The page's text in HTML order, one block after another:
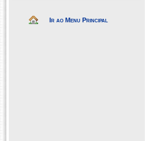
Ir ao Menu Principal